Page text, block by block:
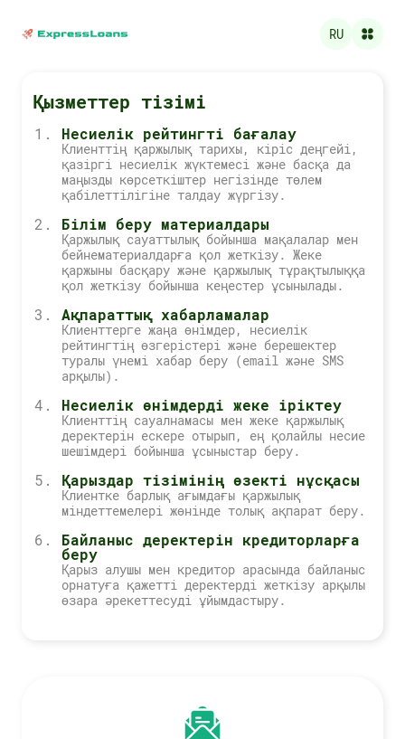
RU
Қызметтер тізімі
Несиелік рейтингті бағалау
Клиенттің қаржылық тарихы, кіріс деңгейі,
қазіргі несиелік жүктемесі және басқа да
маңызды көрсеткіштер негізінде төлем
қабілеттілігіне талдау жүргізу.
Білім беру материалдары
Қаржылық сауаттылық бойынша мақалалар мен
бейнематериалдарға қол жеткізу. Жеке
қаржыны басқару және қаржылық тұрақтылыққа
қол жеткізу бойынша кеңестер ұсынылады.
Ақпараттық хабарламалар
Клиенттерге жаңа өнімдер, несиелік
рейтингтің өзгерістері және берешектер
туралы үнемі хабар беру (email және SMS
арқылы).
Несиелік өнімдерді жеке іріктеу
Клиенттің сауалнамасы мен жеке қаржылық
деректерін ескере отырып, ең қолайлы несие
шешімдері бойынша ұсыныстар беру.
Қарыздар тізімінің өзекті нұсқасы
Клиентке барлық ағымдағы қаржылық
міндеттемелері жөнінде толық ақпарат беру.
Байланыс деректерін кредиторларға
беру
Қарыз алушы мен кредитор арасында байланыс
орнатуға қажетті деректерді жеткізу арқылы
өзара әрекеттесуді ұйымдастыру.